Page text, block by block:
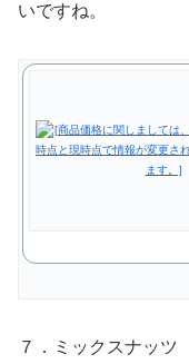
いですね。
７．ミックスナッ